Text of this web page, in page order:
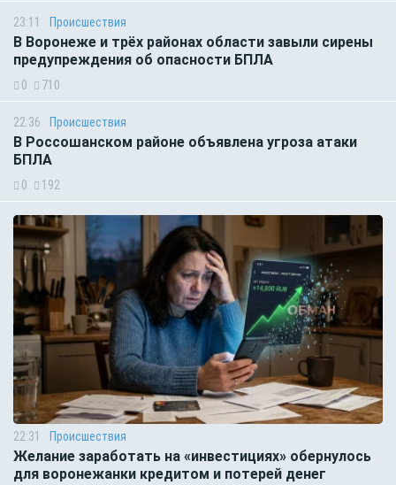
23:11 Происшествия
В Воронеже и трёх районах области завыли сирены
предупреждения об опасности БПЛА
0 710
22:36 Происшествия
В Россошанском районе объявлена угроза атаки
БПЛА
0 192
22:31 Происшествия
Желание заработать на «инвестициях» обернулось
для воронежанки кредитом и потерей денег